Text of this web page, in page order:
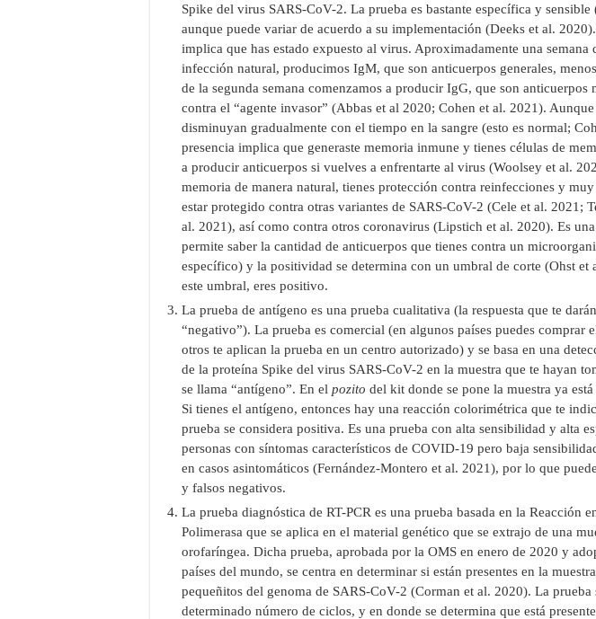
Spike del virus SARS-CoV-2. La prueba es bastante específica y
aunque puede variar de acuerdo a su implementación (Deeks et al.
implica que has estado expuesto al virus. Aproximadamente una semana
infección natural, producimos IgM, que son anticuerpos generales,
de la segunda semana comenzamos a producir IgG, que son anticuerpos
contra el “agente invasor” (Abbas et al 2020; Cohen et al. 2021).
disminuyan gradualmente con el tiempo en la sangre (esto es normal;
presencia implica que generaste memoria inmune y tienes células de
a producir anticuerpos si vuelves a enfrentarte al virus (Woolsey et al.
memoria de manera natural, tienes protección contra reinfecciones y
estar protegido contra otras variantes de SARS-CoV-2 (Cele et al. 2021;
al. 2021), así como contra otros coronavirus (Lipstich et al. 2020). Es
permite saber la cantidad de anticuerpos que tienes contra un
específico) y la positividad se determina con un umbral de corte (Ohst et
este umbral, eres positivo.
La prueba de antígeno es una prueba cualitativa (la respuesta que te
“negativo”). La prueba es comercial (en algunos países puedes comprar
otros te aplican la prueba en un centro autorizado) y se basa en una
de la proteína Spike del virus SARS-CoV-2 en la muestra que te hayan
se llama “antígeno”. En el pozito del kit donde se pone la muestra ya
Si tienes el antígeno, entonces hay una reacción colorimétrica que te
prueba se considera positiva. Es una prueba con alta sensibilidad y alta
personas con síntomas característicos de COVID-19 pero baja
en casos asintomáticos (Fernández-Montero et al. 2021), por lo que
y falsos negativos.
La prueba diagnóstica de RT-PCR es una prueba basada en la Reacción
Polimerasa que se aplica en el material genético que se extrajo de una
orofaríngea. Dicha prueba, aprobada por la OMS en enero de 2020 y
países del mundo, se centra en determinar si están presentes en la
pequeñitos del genoma de SARS-CoV-2 (Corman et al. 2020). La prueba
determinado número de ciclos, y en donde se determina que está